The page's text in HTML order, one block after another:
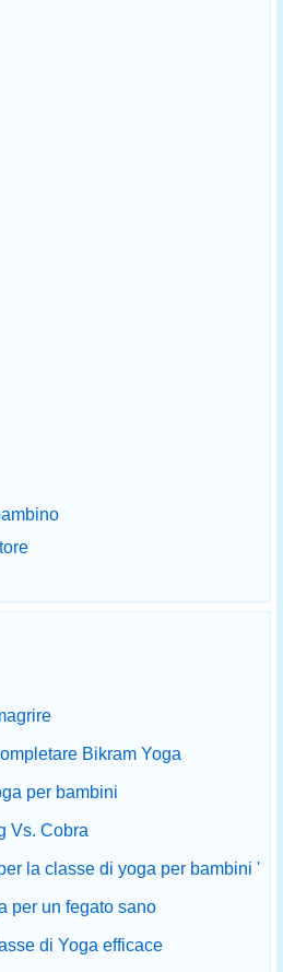
Bikram Yoga
per bambini
Vs. Cobra
la classe di yoga per bambini '
per un fegato sano
di Yoga efficace